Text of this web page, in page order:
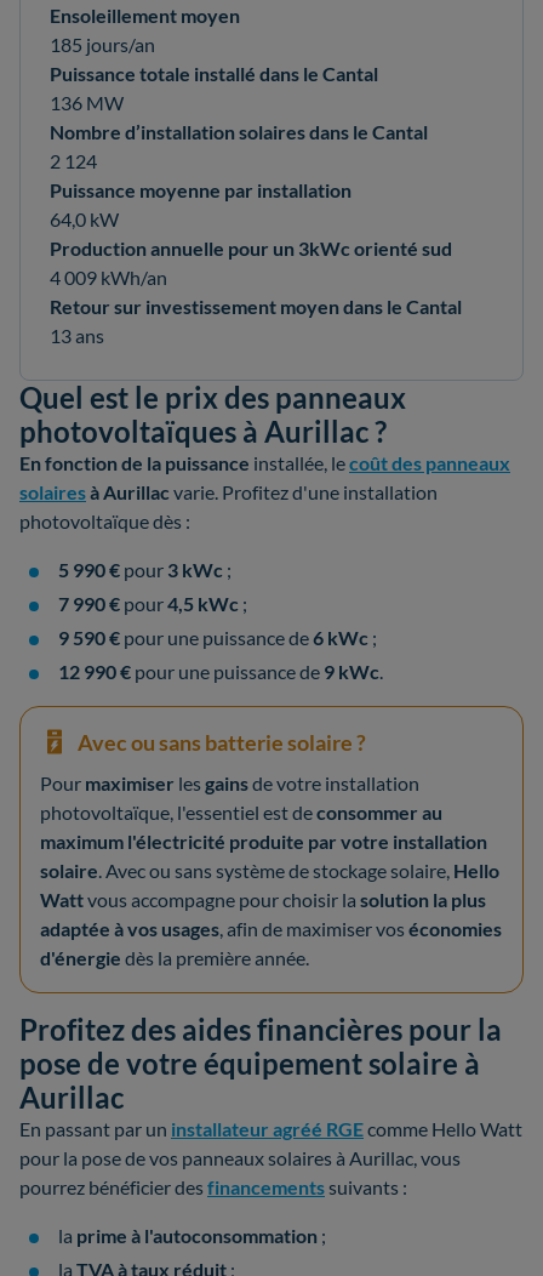
Ensoleillement moyen
185 jours/an
Puissance totale installé dans le Cantal
136 MW
Nombre d’installation solaires dans le Cantal
2 124
Puissance moyenne par installation
64,0 kW
Production annuelle pour un 3kWc orienté sud
4 009 kWh/an
Retour sur investissement moyen dans le Cantal
13 ans
Quel est le prix des panneaux
photovoltaïques à Aurillac ?
En fonction de la puissance installée, lecoût des panneaux
solairesà Aurillac varie. Profitez d'une installation
photovoltaïque dès :
5 990 € pour 3 kWc ;
7 990 € pour4,5 kWc ;
9 590 € pour une puissance de6 kWc ;
12 990 € pour une puissance de 9 kWc.
Avec ou sans batterie solaire ?
Pour maximiser lesgainsde votre installation
photovoltaïque, l'essentiel est deconsommer au
maximum l'électricité produite par votre installation
solaire. Avec ou sans système de stockage solaire, Hello
Wattvous accompagne pour choisir la solution la plus
adaptée à vos usages, afin de maximiser voséconomies
d'énergie dès la première année.
Profitez des aides financières pour la
pose de votre équipement solaire à
Aurillac
En passant par un installateur agréé RGEcomme Hello Watt
pour la pose de vos panneaux solaires à Aurillac, vous
pourrez bénéficier desfinancementssuivants :
la prime à l'autoconsommation ;
la TVA à taux réduit ;